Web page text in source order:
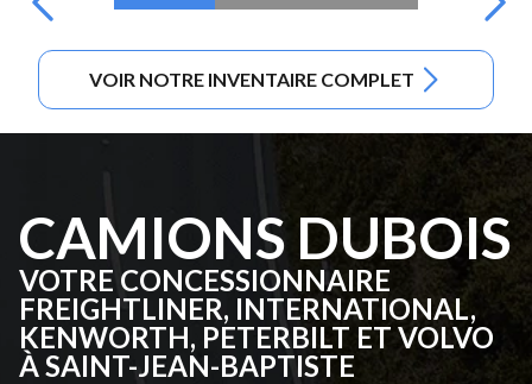
VOIR NOTRE INVENTAIRE COMPLET
CAMIONS DUBOIS
VOTRE CONCESSIONNAIRE
FREIGHTLINER, INTERNATIONAL,
KENWORTH, PETERBILT ET VOLVO
À SAINT-JEAN-BAPTISTE